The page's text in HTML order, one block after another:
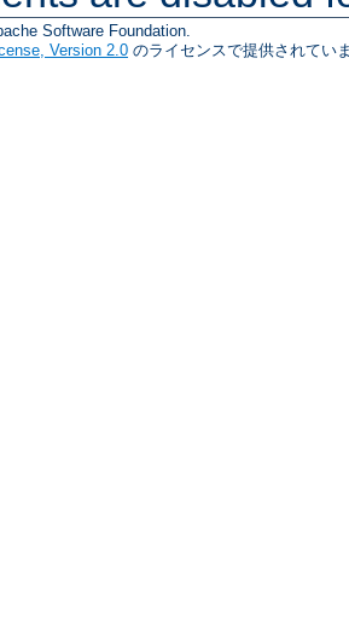
Software Foundation.
Version 2.0 のライセンスで提供されてい